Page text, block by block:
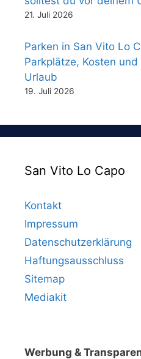
21. Juli 2026
Parken in San Vito Lo
Parkplätze, Kosten
Urlaub
19. Juli 2026
San Vito Lo Capo
Kontakt
Impressum
Datenschutzerklärung
Haftungsausschluss
Sitemap
Mediakit
Werbung &